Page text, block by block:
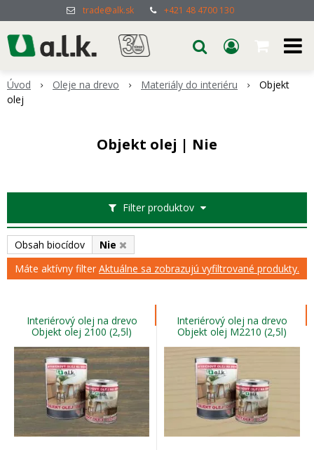
trade@alk.sk +421 48 4700 130
Úvod Oleje na drevo Materiály do interiéru
Objekt
olej
Objekt olej | Nie
Filter produktov
Obsah biocídov
Nie
Máte aktívny filter Aktuálne sa zobrazujú vyfiltrované produkty.
Interiérový olej na drevo
Objekt olej 2100 (2,5l)
Interiérový olej na drevo
Objekt olej M2210 (2,5l)